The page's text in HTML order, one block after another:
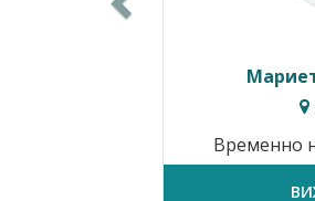
Мариета Димитрова
Временно не предлага